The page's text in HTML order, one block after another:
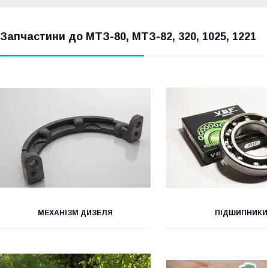
Запчастини до МТЗ-80, МТЗ-82, 320, 1025, 1221
МЕХАНІЗМ ДИЗЕЛЯ ПІДШИПНИКИ